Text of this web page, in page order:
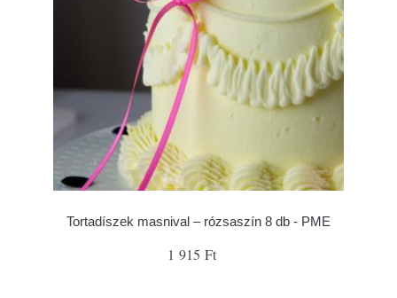
Tortadíszek masnival – rózsaszín 8 db - PME
1 915 Ft